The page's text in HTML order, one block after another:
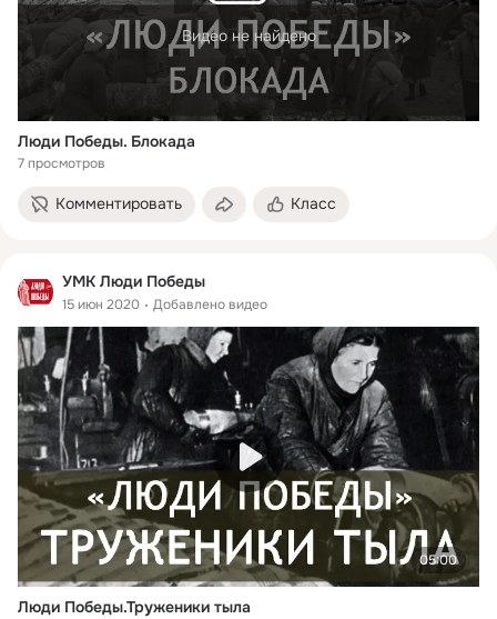
Видео не найдено
Люди Победы. Блокада
7 просмотров
Комментировать Класс
УМК Люди Победы
15 июн 2020 Добавлено видео
05:00
Люди Победы.Труженики тыла